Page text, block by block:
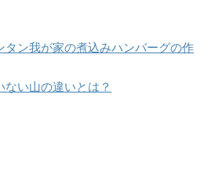
タン我が家の煮込みハンバーグの作
い山の違いとは？